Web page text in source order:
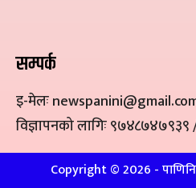
सम्पर्क
इ-मेलः
विज्ञापनको लागिः
Copyright ©2026 -